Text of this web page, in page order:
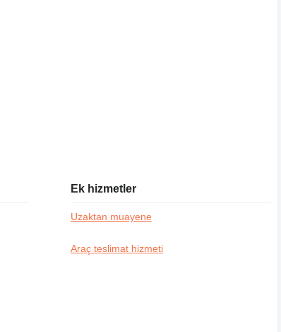
Ek hizmetler
Uzaktan muayene
Araç teslimat hizmeti